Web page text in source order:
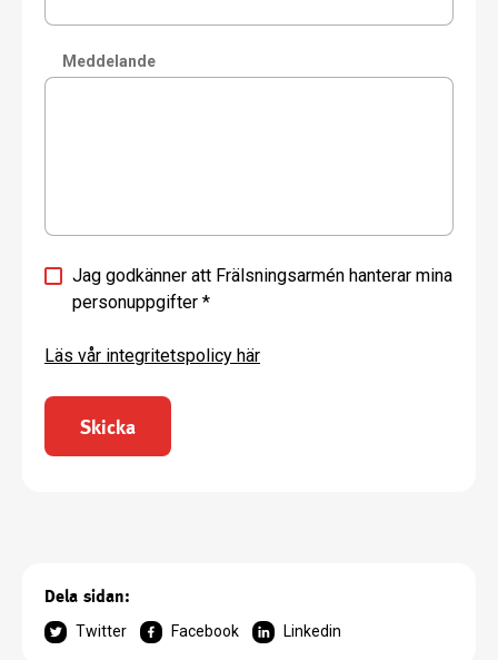
Meddelande
Jag godkänner att Frälsningsarmén hanterar mina
personuppgifter *
Läs vår integritetspolicy här
Skicka
Dela sidan:
Twitter Facebook Linkedin